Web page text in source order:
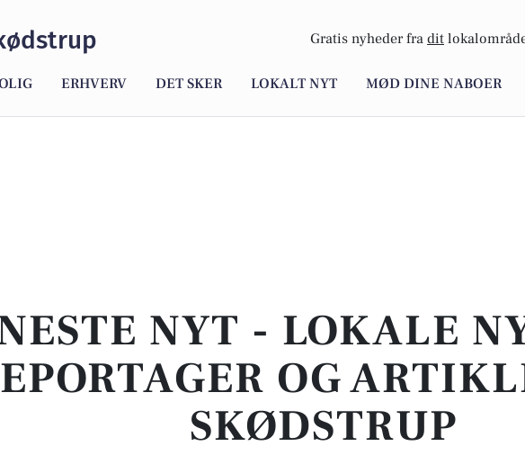
Gratis nyheder fra dit
ERHVERV DET SKER LOKALT NYT MØD DINE NABOER
NYT - LOKALE
OG
SKØDSTRUP